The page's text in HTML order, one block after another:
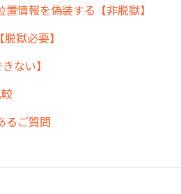
情報を偽装する【非脱獄】
獄必要】
ない】
るご質問